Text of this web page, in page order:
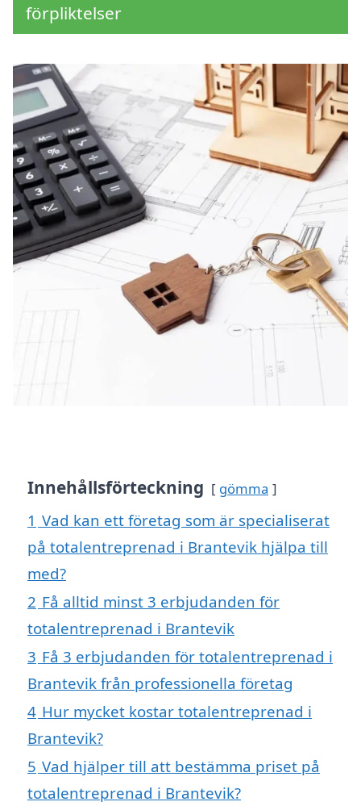
förpliktelser
Innehållsförteckning gömma
1 Vad kan ett företag som är specialiserat
på totalentreprenad i Brantevik hjälpa till
med?
2 Få alltid minst 3 erbjudanden för
totalentreprenad i Brantevik
3 Få 3 erbjudanden för totalentreprenad i
Brantevik från professionella företag
4 Hur mycket kostar totalentreprenad i
Brantevik?
5 Vad hjälper till att bestämma priset på
totalentreprenad i Brantevik?